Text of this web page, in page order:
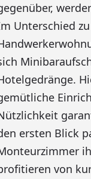
Unterschied
ersten Blick
von